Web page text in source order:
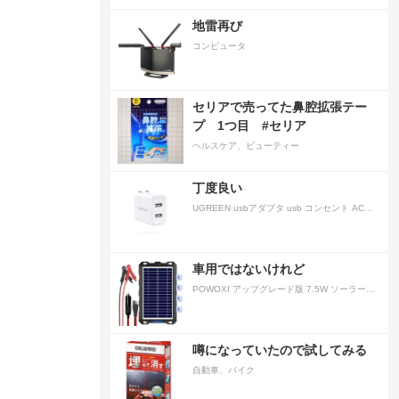
地雷再び
コンピュータ
セリアで売ってた鼻腔拡張テー
プ 1つ目 #セリア
ヘルスケア、ビューティー
丁度良い
車用ではないけれど
噂になっていたので試してみる
自動車、バイク